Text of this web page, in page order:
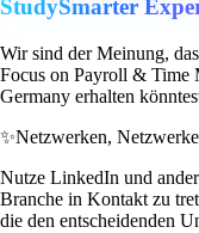
StudySmarter
Wir sind der Meinung,
Focus on Payroll & Time
Germany erhalten
✨Netzwerken,
Nutze LinkedIn und
Branche in Kontakt zu
die den entscheidenden